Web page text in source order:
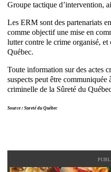
Groupe tactique d’intervention,
Les ERM sont des partenariats
comme objectif une mise en
lutter contre le crime organisé, et
Québec.
Toute information sur des actes
suspects peut être
criminelle de la Sûreté du
Source : Sureté du Québec